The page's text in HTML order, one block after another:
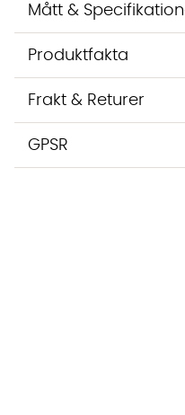
Mått &
Produktfakta
Frakt & Returer
GPSR